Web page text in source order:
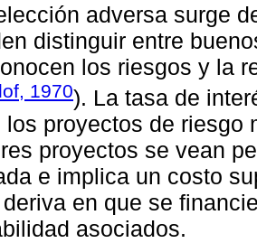
adversa surge
distinguir entre
los riesgos y la
1970). La tasa de
los proyectos de riesgo
proyectos se vean
e implica un costo
en que se
asociados.